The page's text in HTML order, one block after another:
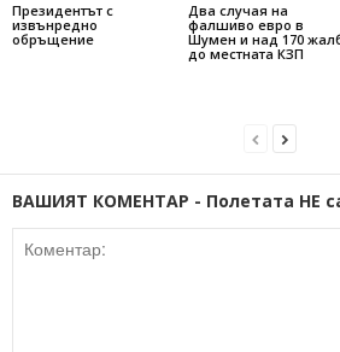
Президентът с
извънредно
обръщение
Два случая на
фалшиво евро в
Шумен и над 170
до местната КЗП
ВАШИЯТ КОМЕНТАР - Полетата НЕ